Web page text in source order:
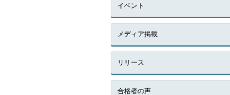
イベント
メディア掲載
リリース
合格者の声